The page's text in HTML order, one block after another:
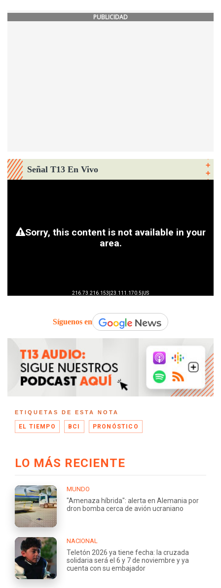
PUBLICIDAD
Señal T13 En Vivo
Síguenos en
ETIQUETAS DE ESTA NOTA
EL TIEMPO BCI PRONÓSTICO
LO MÁS RECIENTE
MUNDO
"Amenaza híbrida": alerta en Alemania por
dron bomba cerca de avión ucraniano
NACIONAL
Teletón 2026 ya tiene fecha: la cruzada
solidaria será el 6 y 7 de noviembre y ya
cuenta con su embajador